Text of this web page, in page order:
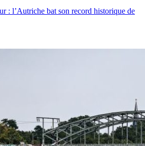
: l’Autriche bat son record historique de